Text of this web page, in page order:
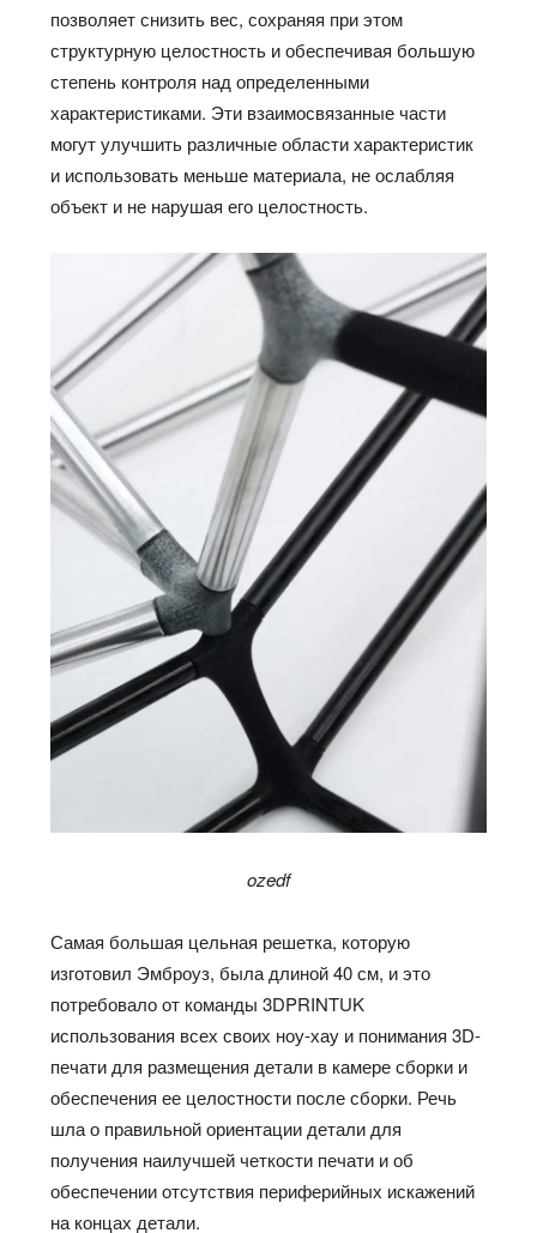
позволяет снизить вес, сохраняя при этом
структурную целостность и обеспечивая большую
степень контроля над определенными
характеристиками. Эти взаимосвязанные части
могут улучшить различные области характеристик
и использовать меньше материала, не ослабляя
объект и не нарушая его целостность.
ozedf
Самая большая цельная решетка, которую
изготовил Эмброуз, была длиной 40 см, и это
потребовало от команды 3DPRINTUK
использования всех своих ноу-хау и понимания 3D-
печати для размещения детали в камере сборки и
обеспечения ее целостности после сборки. Речь
шла о правильной ориентации детали для
получения наилучшей четкости печати и об
обеспечении отсутствия периферийных искажений
на концах детали.